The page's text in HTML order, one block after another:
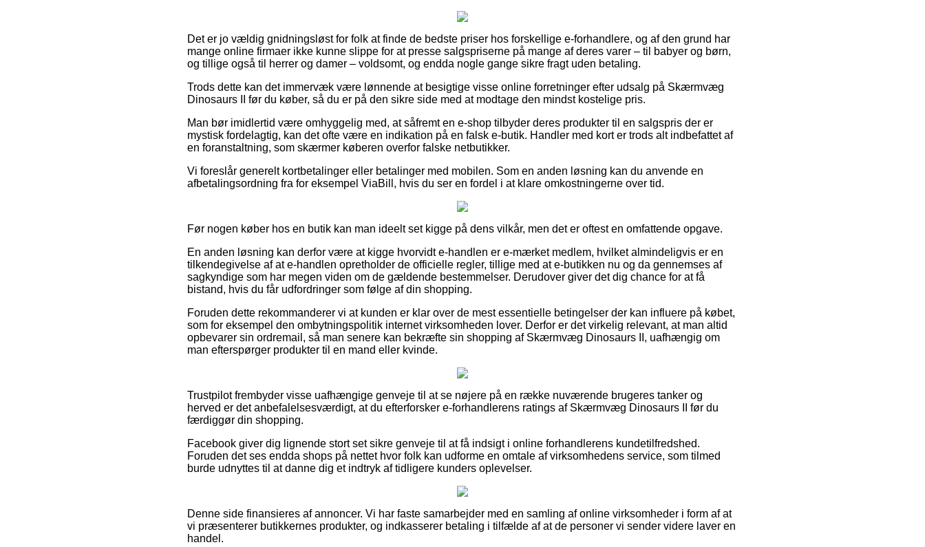
Det er jo vældig gnidningsløst for folk at finde de bedste priser hos forskellige e-forhandlere, og af den grund har
mange online firmaer ikke kunne slippe for at presse salgspriserne på mange af deres varer – til babyer og børn,
og tillige også til herrer og damer – voldsomt, og endda nogle gange sikre fragt uden betaling.
Trods dette kan det immervæk være lønnende at besigtige visse online forretninger efter udsalg på Skærmvæg
Dinosaurs II før du køber, så du er på den sikre side med at modtage den mindst kostelige pris.
Man bør imidlertid være omhyggelig med, at såfremt en e-shop tilbyder deres produkter til en salgspris der er
mystisk fordelagtig, kan det ofte være en indikation på en falsk e-butik. Handler med kort er trods alt indbefattet af
en foranstaltning, som skærmer køberen overfor falske netbutikker.
Vi foreslår generelt kortbetalinger eller betalinger med mobilen. Som en anden løsning kan du anvende en
afbetalingsordning fra for eksempel ViaBill, hvis du ser en fordel i at klare omkostningerne over tid.
Før nogen køber hos en butik kan man ideelt set kigge på dens vilkår, men det er oftest en omfattende opgave.
En anden løsning kan derfor være at kigge hvorvidt e-handlen er e-mærket medlem, hvilket almindeligvis er en
tilkendegivelse af at e-handlen opretholder de officielle regler, tillige med at e-butikken nu og da gennemses af
sagkyndige som har megen viden om de gældende bestemmelser. Derudover giver det dig chance for at få
bistand, hvis du får udfordringer som følge af din shopping.
Foruden dette rekommanderer vi at kunden er klar over de mest essentielle betingelser der kan influere på købet,
som for eksempel den ombytningspolitik internet virksomheden lover. Derfor er det virkelig relevant, at man altid
opbevarer sin ordremail, så man senere kan bekræfte sin shopping af Skærmvæg Dinosaurs II, uafhængig om
man efterspørger produkter til en mand eller kvinde.
Trustpilot frembyder visse uafhængige genveje til at se nøjere på en række nuværende brugeres tanker og
herved er det anbefalelsesværdigt, at du efterforsker e-forhandlerens ratings af Skærmvæg Dinosaurs II før du
færdiggør din shopping.
Facebook giver dig lignende stort set sikre genveje til at få indsigt i online forhandlerens kundetilfredshed.
Foruden det ses endda shops på nettet hvor folk kan udforme en omtale af virksomhedens service, som tilmed
burde udnyttes til at danne dig et indtryk af tidligere kunders oplevelser.
Denne side finansieres af annoncer. Vi har faste samarbejder med en samling af online virksomheder i form af at
vi præsenterer butikkernes produkter, og indkasserer betaling i tilfælde af at de personer vi sender videre laver en
handel.